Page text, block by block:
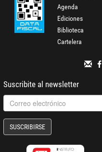
Agenda
Ediciones
Biblioteca
Cartelera
Suscribite al newsletter
SUSCRIBIRSE